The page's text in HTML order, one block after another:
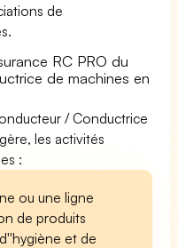
de
RC PRO du
de machines en
/ Conductrice
les activités
:
ou une ligne
de produits
et de